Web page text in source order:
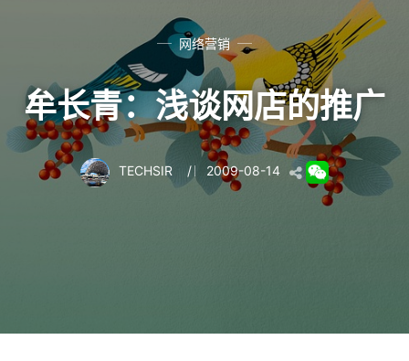
网络营销
牟长青：浅谈网店的推广
TECHSIR / 2009-08-14